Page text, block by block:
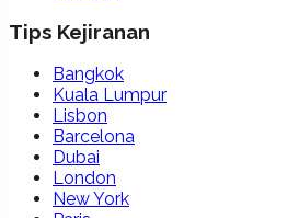
Tips Kejiranan
Bangkok
Kuala Lumpur
Lisbon
Barcelona
Dubai
London
New York